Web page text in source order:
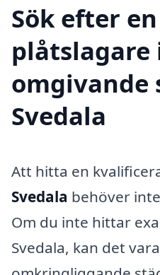
Sök efter
plåtslagare
omgivande
Svedala
Att hitta en
Svedala behöver
Om du inte hittar
Svedala, kan det